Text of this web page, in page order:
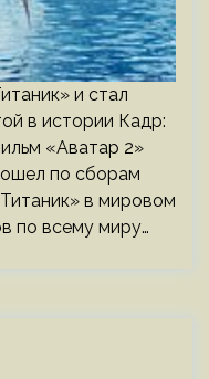
и стал
в истории Кадр:
«Аватар 2»
по сборам
в мировом
по всему миру…